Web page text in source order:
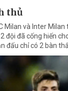
thủ
Milan và Inter
đội đã cống hiến
đấu chỉ có 2 bàn